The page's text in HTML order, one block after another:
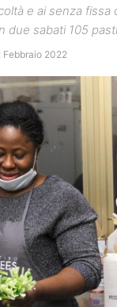
e ai senza fissa
due sabati 105 pasti
Febbraio 2022